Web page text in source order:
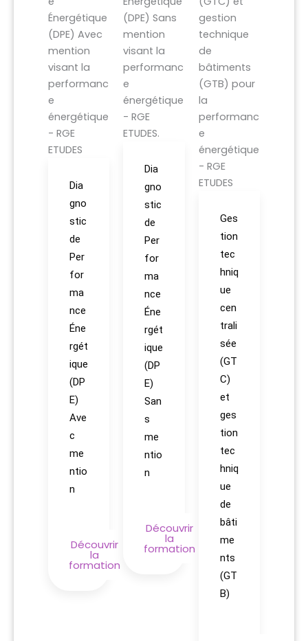
Dia
gno
stic
de
Per
for
ma
nce
Éne
rgét
ique
(DP
E)
Ave
c
me
ntio
n
Découvrir
la
formation
Dia
gno
stic
de
Per
for
ma
nce
Éne
rgét
ique
(DP
E)
San
s
me
ntio
n
Découvrir
la
formation
Ges
tion
tec
hniq
ue
cen
trali
sée
(GT
C)
et
ges
tion
tec
hniq
ue
de
bâti
me
nts
(GT
B)